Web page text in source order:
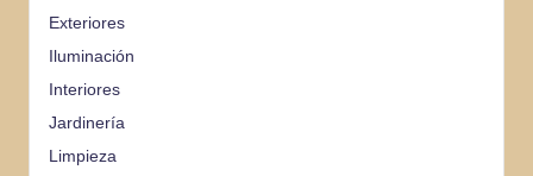
Exteriores
Iluminación
Interiores
Jardinería
Limpieza